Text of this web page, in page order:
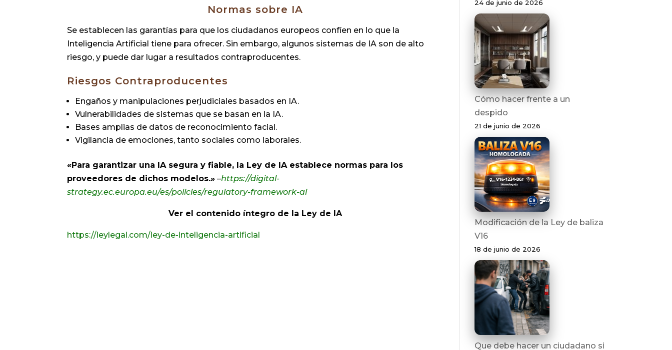
Normas sobre IA
Se establecen las garantías para que los ciudadanos europeos confíen en lo que la
Inteligencia Artificial tiene para ofrecer. Sin embargo, algunos sistemas de IA son de alto
riesgo, y puede dar lugar a resultados contraproducentes.
Riesgos Contraproducentes
Engaños y manipulaciones perjudiciales basados en IA.
Vulnerabilidades de sistemas que se basan en la IA.
Bases amplias de datos de reconocimiento facial.
Vigilancia de emociones, tanto sociales como laborales.
«Para garantizar una IA segura y fiable, la Ley de IA establece normas para los
proveedores de dichos modelos.» –https://digital-
strategy.ec.europa.eu/es/policies/regulatory-framework-ai
Ver el contenido íntegro de la Ley de IA
https://leylegal.com/ley-de-inteligencia-artificial
24 de junio de 2026
Cómo hacer frente a un
despido
21 de junio de 2026
Modificación de la Ley de baliza
V16
18 de junio de 2026
Que debe hacer un ciudadano si